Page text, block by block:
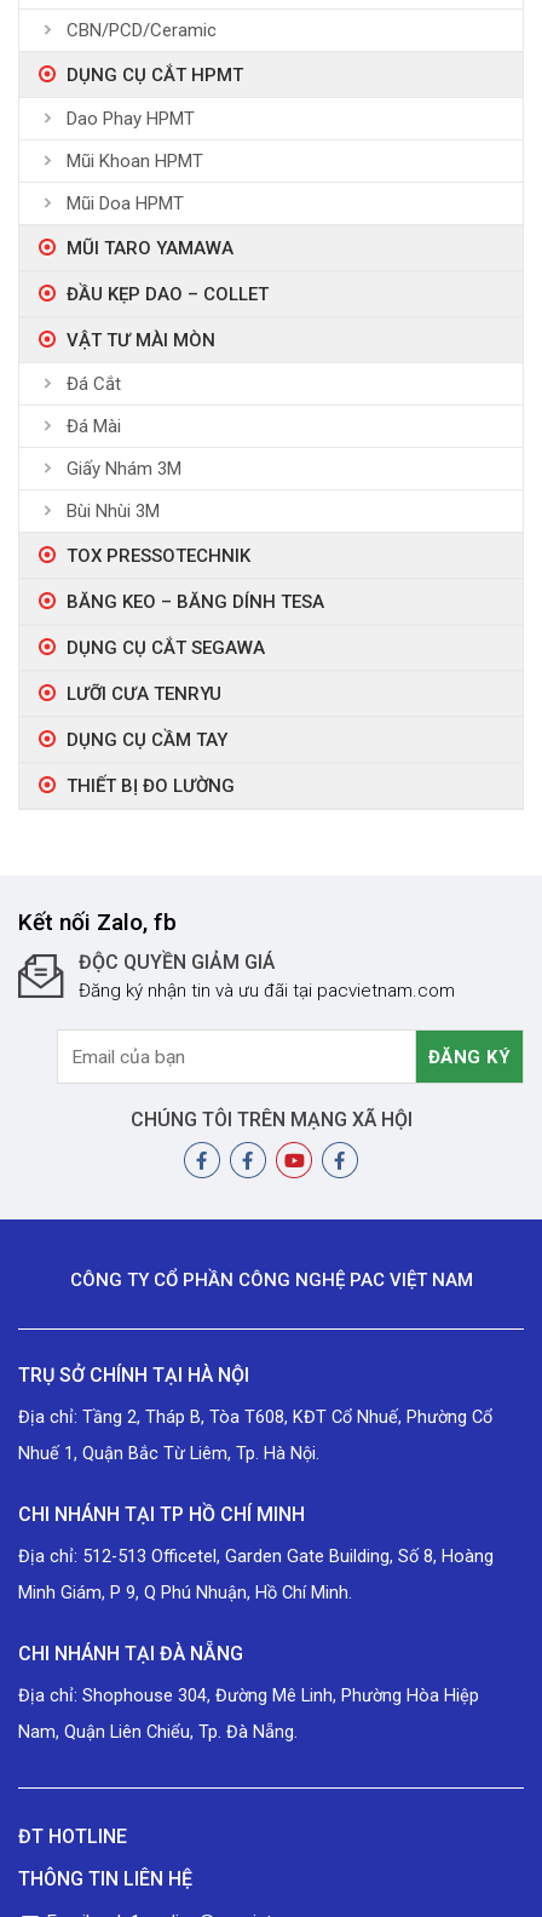
CBN/PCD/Ceramic
DỤNG CỤ CẮT HPMT
Dao Phay HPMT
Mũi Khoan HPMT
Mũi Doa HPMT
MŨI TARO YAMAWA
ĐẦU KẸP DAO – COLLET
VẬT TƯ MÀI MÒN
Đá Cắt
Đá Mài
Giấy Nhám 3M
Bùi Nhùi 3M
TOX PRESSOTECHNIK
BĂNG KEO – BĂNG DÍNH TESA
DỤNG CỤ CẮT SEGAWA
LƯỠI CƯA TENRYU
DỤNG CỤ CẦM TAY
THIẾT BỊ ĐO LƯỜNG
Kết nối Zalo, fb
ĐỘC QUYỀN GIẢM GIÁ
Đăng ký nhận tin và ưu đãi tại pacvietnam.com
CHÚNG TÔI TRÊN MẠNG XÃ HỘI
CÔNG TY CỔ PHẦN CÔNG NGHỆ PAC VIỆT NAM
TRỤ SỞ CHÍNH TẠI HÀ NỘI
Địa chỉ: Tầng 2, Tháp B, Tòa T608, KĐT Cổ Nhuế, Phường Cổ
Nhuế 1, Quận Bắc Từ Liêm, Tp. Hà Nội.
CHI NHÁNH TẠI TP HỒ CHÍ MINH
Địa chỉ: 512-513 Officetel, Garden Gate Building, Số 8, Hoàng
Minh Giám, P 9, Q Phú Nhuận, Hồ Chí Minh.
CHI NHÁNH TẠI ĐÀ NẴNG
Địa chỉ: Shophouse 304, Đường Mê Linh, Phường Hòa Hiệp
Nam, Quận Liên Chiểu, Tp. Đà Nẵng.
ĐT HOTLINE
THÔNG TIN LIÊN HỆ